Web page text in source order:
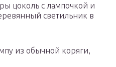
цоколь с лампочкой и
светильник в
из обычной коряги,